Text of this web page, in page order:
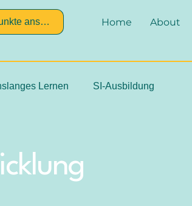
Home About
Punkte ansehen
Lernen SI-Ausbildung
harte Fakten